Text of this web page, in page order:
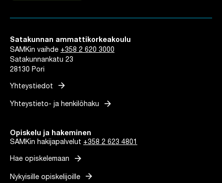
Satakunnan ammattikorkeakoulu
SAMKin vaihde +358 2 620 3000
Satakunnankatu 23
28130 Pori
Yhteystiedot arrow_forward
Yhteystieto- ja henkilöhaku arrow_forward
Opiskelu ja hakeminen
SAMKin hakijapalvelut +358 2 623 4801
Hae opiskelemaan arrow_forward
Nykyisille opiskelijoille arrow_forward